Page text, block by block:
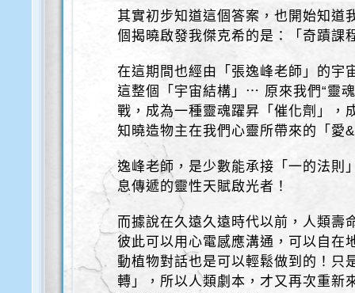
其實初步知道這個答案，也開始知道
個揭曉啟發我傑克希的是：「奇蹟課
在這期間也經由「張逸峰老師」的宇
這整個「宇宙結構」⋯ 原來我們“靈
戰，成為一種靈魂躍昇「催化劑」，
知曉造物主在我們心靈所帶來的「愛
逸峰老師，是少數能承接「一的法則
息傳遞的靈性天賦啟光者！
而據說在久遠久遠時代以前，人類壽
彼此可以用心電感應溝通，可以自在
動植物對話也是可以輕鬆做到的！只
轉」，所以人類劇本，才又再次重新